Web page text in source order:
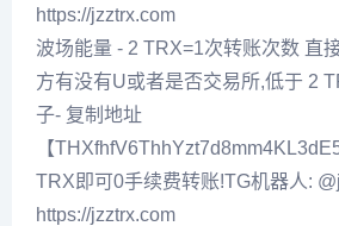
https://jzztrx.com
波场能量 - 2 TRX=1次转账次数 直
方有没有U或者是否交易所,低于 2
子- 复制地址
【
TRX即可0手续费转账!TG机器人:
https://jzztrx.com